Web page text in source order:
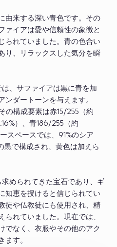
由来する深い青色です。その
ァイアは愛や信頼性の象徴と
られていました。青の色合い
り、リラックスした気分を瞬
、サファイアは黒に青を加
ダートーンを与えます。
の構成要素は赤15/255（約
）、青186/255（約
スペースでは、91%のシア
黒で構成され、黄色は加えら
められてきた宝石であり、ギ
知恵を授けると信じられてい
徒や仏教徒にも使用され、精
れていました。現在では、
でなく、衣服やその他のアク
す。